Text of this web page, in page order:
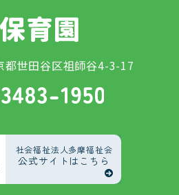
都世田谷区祖師谷4-3-17
社会福祉法人多摩福祉会
公式サイトはこちら